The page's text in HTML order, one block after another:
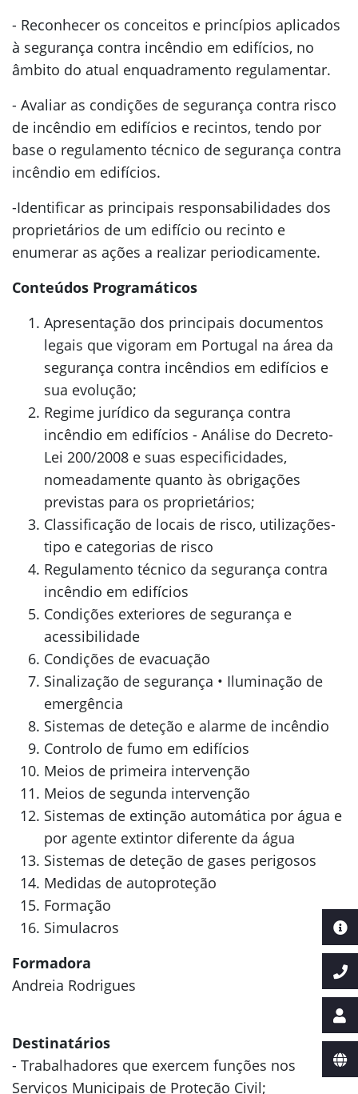
- Reconhecer os conceitos e princípios aplicados
à segurança contra incêndio em edifícios, no
âmbito do atual enquadramento regulamentar.
- Avaliar as condições de segurança contra risco
de incêndio em edifícios e recintos, tendo por
base o regulamento técnico de segurança contra
incêndio em edifícios.
-Identificar as principais responsabilidades dos
proprietários de um edifício ou recinto e
enumerar as ações a realizar periodicamente.
Conteúdos Programáticos
Apresentação dos principais documentos
legais que vigoram em Portugal na área da
segurança contra incêndios em edifícios e
sua evolução;
Regime jurídico da segurança contra
incêndio em edifícios - Análise do Decreto-
Lei 200/2008 e suas especificidades,
nomeadamente quanto às obrigações
previstas para os proprietários;
Classificação de locais de risco, utilizações-
tipo e categorias de risco
Regulamento técnico da segurança contra
incêndio em edifícios
Condições exteriores de segurança e
acessibilidade
Condições de evacuação
Sinalização de segurança • Iluminação de
emergência
Sistemas de deteção e alarme de incêndio
Controlo de fumo em edifícios
Meios de primeira intervenção
Meios de segunda intervenção
Sistemas de extinção automática por água e
por agente extintor diferente da água
Sistemas de deteção de gases perigosos
Medidas de autoproteção
Formação
Simulacros
Formadora
Andreia Rodrigues
Destinatários
- Trabalhadores que exercem funções nos
Serviços Municipais de Proteção Civil;